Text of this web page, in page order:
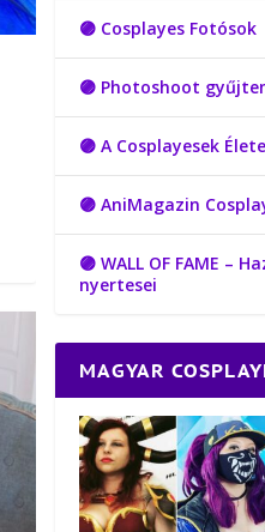
🟣 Cosplayes Fotósok
🟣 Photoshoot
🟣 A Cosplayesek
🟣 AniMagazin
🟣 WALL OF FAME –
nyertesei
MAGYAR